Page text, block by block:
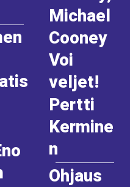
Michael
Cooney
Voi
veljet!
Pertti
Kermine
n
Ohjaus